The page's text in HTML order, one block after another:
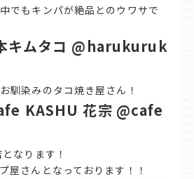
でもキンパが絶品とのウワサで
キムタコ @harukuruk
馴染みのタコ焼き屋さん！
KASHU 花宗 @cafe
なります！
屋さんとなっております！！